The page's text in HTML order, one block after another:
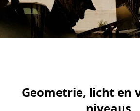
Geometrie, licht en